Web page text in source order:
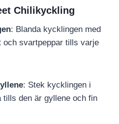
Chilikyckling
: Blanda kycklingen med
och svartpeppar tills varje
: Stek kycklingen i
tills den är gyllene och fin